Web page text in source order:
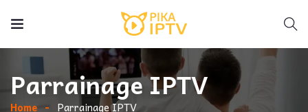
Parrainage IPTV
Home Parrainage IPTV